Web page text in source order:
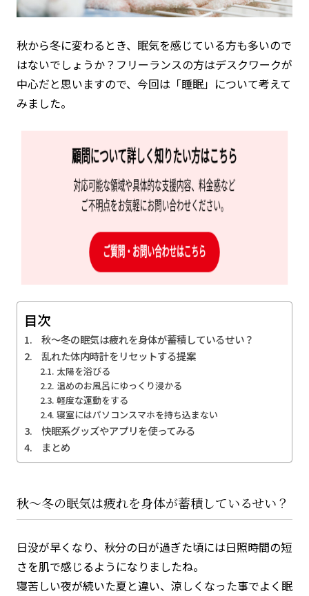
秋から冬に変わるとき、眠気を感じている方も多いので
はないでしょうか？フリーランスの方はデスクワークが
中心だと思いますので、今回は「睡眠」について考えて
みました。
目次
秋～冬の眠気は疲れを身体が蓄積しているせい？
乱れた体内時計をリセットする提案
太陽を浴びる
温めのお風呂にゆっくり浸かる
軽度な運動をする
寝室にはパソコンスマホを持ち込まない
快眠系グッズやアプリを使ってみる
まとめ
秋～冬の眠気は疲れを身体が蓄積しているせい？
日没が早くなり、秋分の日が過ぎた頃には日照時間の短
さを肌で感じるようになりましたね。
寝苦しい夜が続いた夏と違い、涼しくなった事でよく眠